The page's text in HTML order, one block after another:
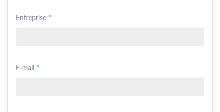
Entreprise *
E-mail *